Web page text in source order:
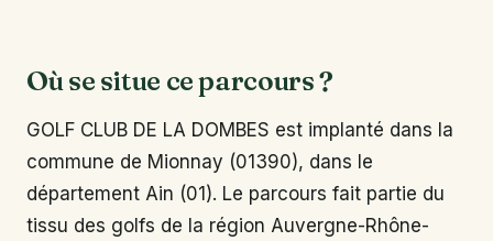
Où se situe ce parcours ?
GOLF CLUB DE LA DOMBES est implanté dans la
commune de Mionnay (01390), dans le
département Ain (01). Le parcours fait partie du
tissu des golfs de la région Auvergne-Rhône-